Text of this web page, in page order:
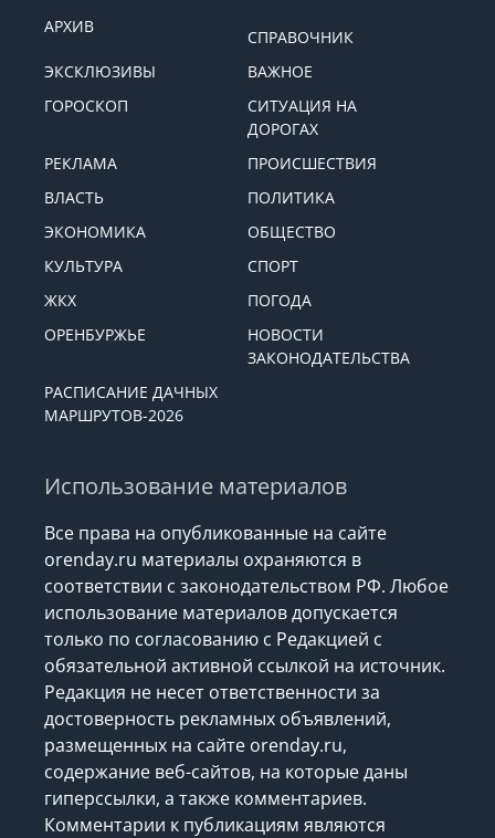
АРХИВ
СПРАВОЧНИК
ЭКСКЛЮЗИВЫ
ВАЖНОЕ
ГОРОСКОП
СИТУАЦИЯ НА
ДОРОГАХ
РЕКЛАМА
ПРОИСШЕСТВИЯ
ВЛАСТЬ
ПОЛИТИКА
ЭКОНОМИКА
ОБЩЕСТВО
КУЛЬТУРА
СПОРТ
ЖКХ
ПОГОДА
ОРЕНБУРЖЬЕ
НОВОСТИ
ЗАКОНОДАТЕЛЬСТВА
РАСПИСАНИЕ ДАЧНЫХ
МАРШРУТОВ-2026
Использование материалов
Все права на опубликованные на сайте
orenday.ru материалы охраняются в
соответствии с законодательством РФ. Любое
использование материалов допускается
только по согласованию с Редакцией с
обязательной активной ссылкой на источник.
Редакция не несет ответственности за
достоверность рекламных объявлений,
размещенных на сайте orenday.ru,
содержание веб-сайтов, на которые даны
гиперссылки, а также комментариев.
Комментарии к публикациям являются